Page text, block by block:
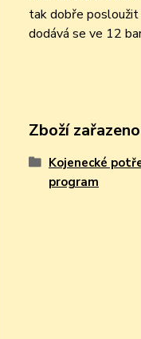
tak dobře posloužit
dodává se ve 12
Zboží
Kojenecké
program